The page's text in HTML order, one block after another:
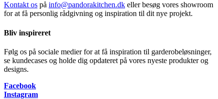
Kontakt os på info@pandorakitchen.dk eller besøg vores showroom
for at få personlig rådgivning og inspiration til dit nye projekt.
Bliv inspireret
Følg os på sociale medier for at få inspiration til garderobeløsninger,
se kundecases og holde dig opdateret på vores nyeste produkter og
designs.
Facebook
Instagram